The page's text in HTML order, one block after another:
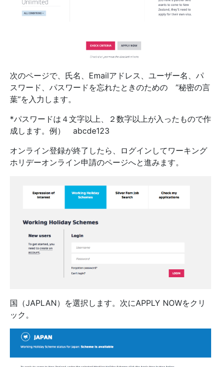
次のページで、氏名、Emailアドレス、ユーザー名、パ
スワード、パスワードを忘れたときのための ”秘密の言
葉”を入力します。
*パスワードは４文字以上、２数字以上が入ったもので作
成します。例） abcde123
オンライン登録が終了したら、ログインしてワーキング
ホリデーオンライン申請のページへと進みます。
国（JAPLAN）を選択します。次にAPPLY NOWをクリ
ック。